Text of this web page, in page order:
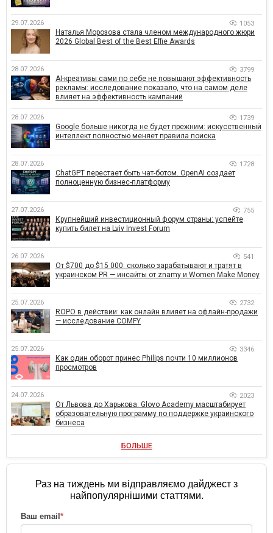
29.07.2026 1053
Наталья Морозова стала членом международного жюри
2026 Global Best of the Best Effie Awards
28.07.2026 3799
AI-креативы сами по себе не повышают эффективность
рекламы: исследование показало, что на самом деле
влияет на эффективность кампаний
28.07.2026 1739
Google больше никогда не будет прежним: искусственный
интеллект полностью меняет правила поиска
28.07.2026 1728
ChatGPT перестает быть чат-ботом. OpenAI создает
полноценную бизнес-платформу
27.07.2026 755
Крупнейший инвестиционный форум страны: успейте
купить билет на Lviv Invest Forum
26.07.2026 541
От $700 до $15 000: сколько зарабатывают и тратят в
украинском PR — инсайты от znamy и Women Make Money
25.07.2026 2732
ROPO в действии: как онлайн влияет на офлайн-продажи
— исследование COMFY
25.07.2026 3346
Как один оборот принес Philips почти 10 миллионов
просмотров
24.07.2026 2023
От Львова до Харькова: Glovo Academy масштабирует
образовательную программу по поддержке украинского
бизнеса
БОЛЬШЕ
Раз на тиждень ми відправляємо дайджест з
найпопулярнішими статтями.
Ваш email *